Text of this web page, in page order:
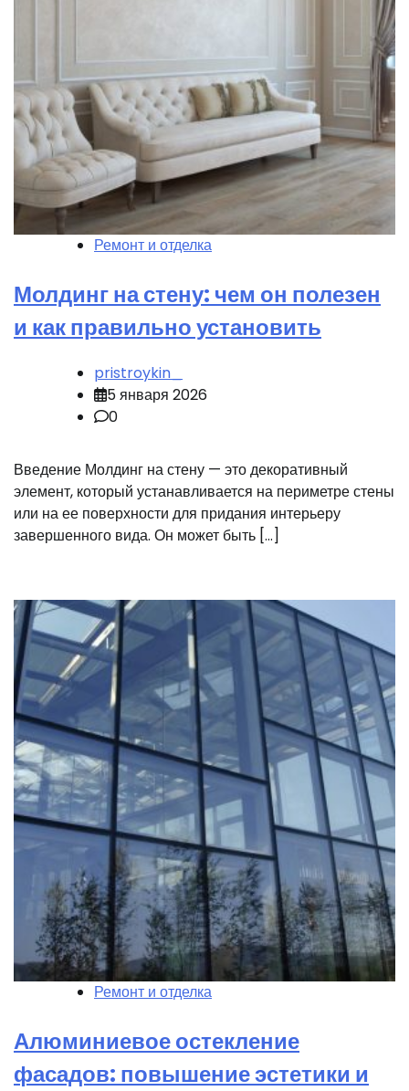
Ремонт и отделка
Молдинг на стену: чем он полезен
и как правильно установить
pristroykin_
5 января 2026
0
Введение Молдинг на стену — это декоративный
элемент, который устанавливается на периметре стены
или на ее поверхности для придания интерьеру
завершенного вида. Он может быть […]
Ремонт и отделка
Алюминиевое остекление
фасадов: повышение эстетики и